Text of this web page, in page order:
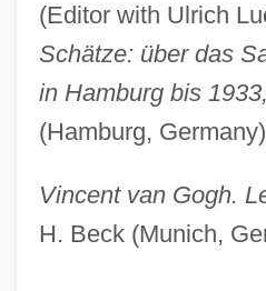
(Editor with Ulrich
Schätze: über das
in Hamburg bis 1933,
(Hamburg,
Vincent van Gogh.
H. Beck (Munich,